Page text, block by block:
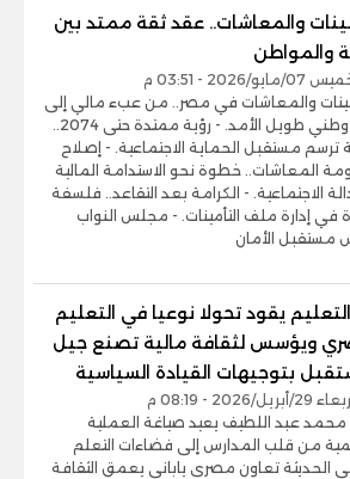
والمعاشات.. عقد ثقة ممتد بين
والمواطن
مايو/2026 - 03:51 م
والمعاشات في مصر.. من عبء مالي إلى
ترسم مستقبل الحماية الاجتماعية. - إصلاح
المعاشات.. خطوة نحو الاستدامة المالية
الاجتماعية. - الكرامة بعد التقاعد.. فلسفة
في إدارة ملف التأمينات. - مجلس النواب
مستقبل الأمان
التعليم يقود تحولا نوعيا في التعليم
ويؤسس لثقافة مالية تصنع جيل
بتوجيهات القيادة السياسية
أبريل/2026 - 08:19 م
محمد عبد اللطيف يعيد صياغة العملية
من قلب المدارس إلى فضاءات التعلم
الحديثة تعاون مصري ياباني يعمق الثقافة